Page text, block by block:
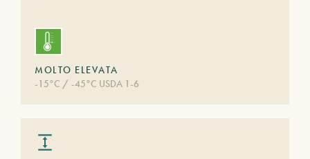
MOLTO ELEVATA
-15°C / -45°C USDA 1-6